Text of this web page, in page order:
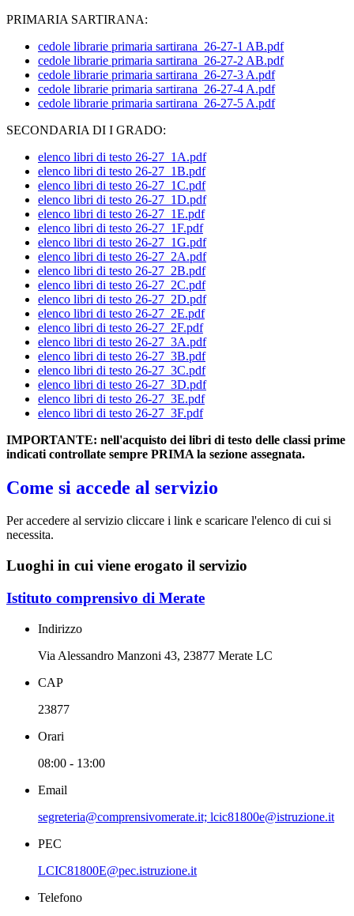
PRIMARIA SARTIRANA:
cedole librarie primaria sartirana_26-27-1 AB.pdf
cedole librarie primaria sartirana_26-27-2 AB.pdf
cedole librarie primaria sartirana_26-27-3 A.pdf
cedole librarie primaria sartirana_26-27-4 A.pdf
cedole librarie primaria sartirana_26-27-5 A.pdf
SECONDARIA DI I GRADO:
elenco libri di testo 26-27_1A.pdf
elenco libri di testo 26-27_1B.pdf
elenco libri di testo 26-27_1C.pdf
elenco libri di testo 26-27_1D.pdf
elenco libri di testo 26-27_1E.pdf
elenco libri di testo 26-27_1F.pdf
elenco libri di testo 26-27_1G.pdf
elenco libri di testo 26-27_2A.pdf
elenco libri di testo 26-27_2B.pdf
elenco libri di testo 26-27_2C.pdf
elenco libri di testo 26-27_2D.pdf
elenco libri di testo 26-27_2E.pdf
elenco libri di testo 26-27_2F.pdf
elenco libri di testo 26-27_3A.pdf
elenco libri di testo 26-27_3B.pdf
elenco libri di testo 26-27_3C.pdf
elenco libri di testo 26-27_3D.pdf
elenco libri di testo 26-27_3E.pdf
elenco libri di testo 26-27_3F.pdf
IMPORTANTE: nell'acquisto dei libri di testo delle classi prime
indicati controllate sempre PRIMA la sezione assegnata.
Come si accede al servizio
Per accedere al servizio cliccare i link e scaricare l'elenco di cui si
necessita.
Luoghi in cui viene erogato il servizio
Istituto comprensivo di Merate
Indirizzo
Via Alessandro Manzoni 43, 23877 Merate LC
CAP
23877
Orari
08:00 - 13:00
Email
segreteria@comprensivomerate.it; lcic81800e@istruzione.it
PEC
LCIC81800E@pec.istruzione.it
Telefono